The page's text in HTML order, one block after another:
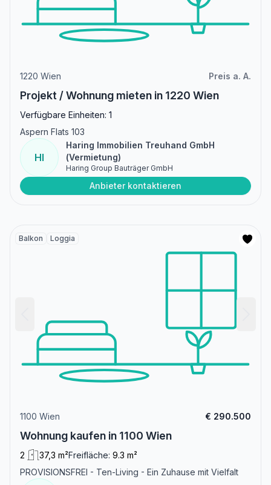
1220 Wien Preis a. A.
Projekt / Wohnung mieten in 1220 Wien
Verfügbare Einheiten: 1
Aspern Flats 103
HI
Haring Immobilien Treuhand GmbH
(Vermietung)
Haring Group Bauträger GmbH
Anbieter kontaktieren
Balkon Loggia
1100 Wien € 290.500
Wohnung kaufen in 1100 Wien
2 37,3 m²Freifläche: 9.3 m²
PROVISIONSFREI - Ten-Living - Ein Zuhause mit Vielfalt